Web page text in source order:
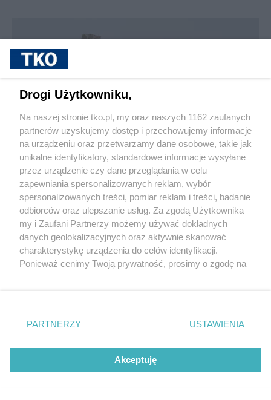
sponsorowane
Jak rozpoznać, że soczewki kontaktowe są
źle dobrane
TOP 4 kierunki na wakacje z dziećmi. Który
Drogi Użytkowniku,
Na naszej stronie tko.pl, my oraz naszych 1162 zaufanych
partnerów uzyskujemy dostęp i przechowujemy informacje
na urządzeniu oraz przetwarzamy dane osobowe, takie jak
unikalne identyfikatory, standardowe informacje wysyłane
przez urządzenie czy dane przeglądania w celu
zapewniania spersonalizowanych reklam, wybór
spersonalizowanych treści, pomiar reklam i treści, badanie
odbiorców oraz ulepszanie usług. Za zgodą Użytkownika
my i Zaufani Partnerzy możemy używać dokładnych
danych geolokalizacyjnych oraz aktywnie skanować
charakterystykę urządzenia do celów identyfikacji.
Ponieważ cenimy Twoją prywatność, prosimy o zgodę na
znajdujący się w lewym dolnym rogu strony
. Niektóre
rodzaje przetwarzania danych nie wymagają zgody
użytkownika, ale masz prawo sprzeciwić się takiemu
przetwarzaniu. Preferencje będą miały zastosowania tylko
na tej witrynie.
PARTNERZY USTAWIENIA
Akceptuję